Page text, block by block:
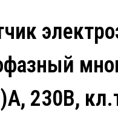
230В,